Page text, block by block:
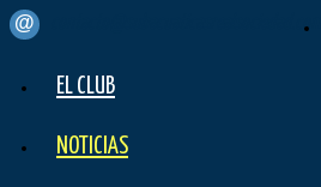
contacto@subacuaticasrealsociedad.com
EL CLUB
NOTICIAS